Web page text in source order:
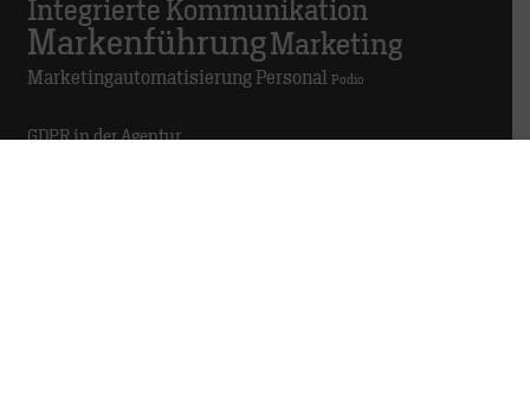
Integrierte Kommunikation
MarkenführungMarketing
Marketingautomatisierung Personal Podio
GDPR in der Agentur